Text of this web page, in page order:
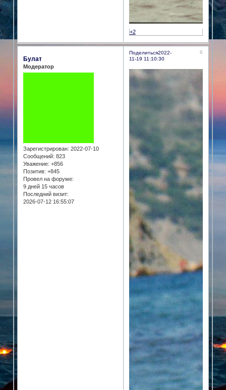
+2
Поделиться 6
2022-
11-19 11:10:30
Булат
Модератор
Зарегистрирован: 2022-07-10
Сообщений: 823
Уважение: +856
Позитив: +845
Провел на форуме:
9 дней 15 часов
Последний визит:
2026-07-12 16:55:07